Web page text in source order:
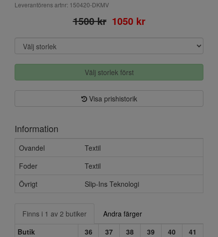
Leverantörens artnr: 150420-DKMV
1500 kr 1050 kr
Välj storlek först
Visa prishistorik
Information
Ovandel
Textil
Foder
Textil
Övrigt
Slip-Ins Teknologi
Finns i 1 av 2 butiker
Andra färger
Butik
36 37 38 39 40
41